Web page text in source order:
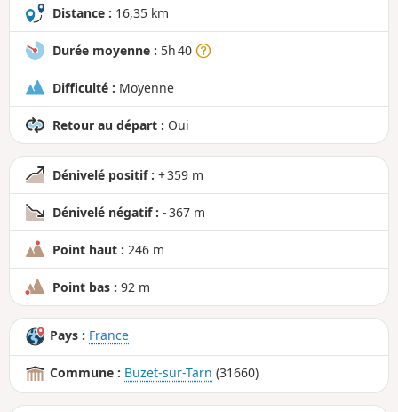
d Distance : 16,35 km
Durée moyenne : 5h 40
Difficulté : Moyenne
Retour au départ : Oui
Dénivelé positif : + 359 m
Dénivelé négatif : - 367 m
Point haut : 246 m
Point bas : 92 m
Pays : France
Commune : Buzet-sur-Tarn (31660)